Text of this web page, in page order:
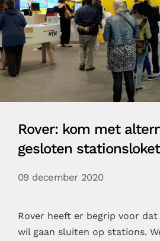
Rover: kom met
gesloten stationsloket
09 december 2020
Rover heeft er begrip voor
wil gaan sluiten op stations.